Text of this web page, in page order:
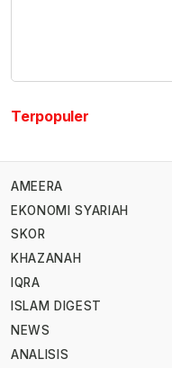
Terpopuler
AMEERA
EKONOMI SYARIAH
SKOR
KHAZANAH
IQRA
ISLAM DIGEST
NEWS
ANALISIS